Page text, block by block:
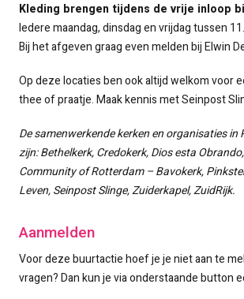
Kleding brengen tijdens de vrije inloop
Iedere maandag, dinsdag en vrijdag tussen
Bij het afgeven graag even melden bij Elwin
Op deze locaties ben ook altijd welkom voor
thee of praatje. Maak kennis met Seinpost
De samenwerkende kerken en organisaties in
zijn: Bethelkerk, Credokerk, Dios esta
Community of Rotterdam – Bavokerk,
Leven, Seinpost Slinge, Zuiderkapel, ZuidRijk.
Aanmelden
Voor deze buurtactie hoef je je niet aan te
vragen? Dan kun je via onderstaande button